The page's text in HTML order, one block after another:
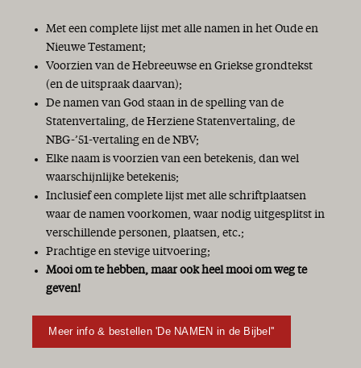
Met een complete lijst met alle namen in het Oude en
Nieuwe Testament;
Voorzien van de Hebreeuwse en Griekse grondtekst
(en de uitspraak daarvan);
De namen van God staan in de spelling van de
Statenvertaling, de Herziene Statenvertaling, de
NBG-’51-vertaling en de NBV;
Elke naam is voorzien van een betekenis, dan wel
waarschijnlijke betekenis;
Inclusief een complete lijst met alle schriftplaatsen
waar de namen voorkomen, waar nodig uitgesplitst in
verschillende personen, plaatsen, etc.;
Prachtige en stevige uitvoering;
Mooi om te hebben, maar ook heel mooi om weg te
geven!
Meer info & bestellen 'De NAMEN in de Bijbel''